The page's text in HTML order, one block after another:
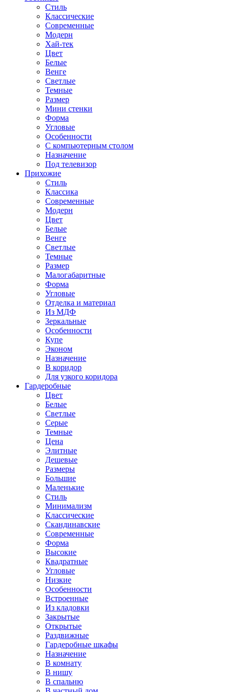
Стиль
Классические
Современные
Модерн
Хай-тек
Цвет
Белые
Венге
Светлые
Темные
Размер
Мини стенки
Форма
Угловые
Особенности
С компьютерным столом
Назначение
Под телевизор
Прихожие
Стиль
Классика
Современные
Модерн
Цвет
Белые
Венге
Светлые
Темные
Размер
Малогабаритные
Форма
Угловые
Отделка и материал
Из МДФ
Зеркальные
Особенности
Купе
Эконом
Назначение
В коридор
Для узкого коридора
Гардеробные
Цвет
Белые
Светлые
Серые
Темные
Цена
Элитные
Дешевые
Размеры
Большие
Маленькие
Стиль
Минимализм
Классические
Скандинавские
Современные
Форма
Высокие
Квадратные
Угловые
Низкие
Особенности
Встроенные
Из кладовки
Закрытые
Открытые
Раздвижные
Гардеробные шкафы
Назначение
В комнату
В нишу
В спальню